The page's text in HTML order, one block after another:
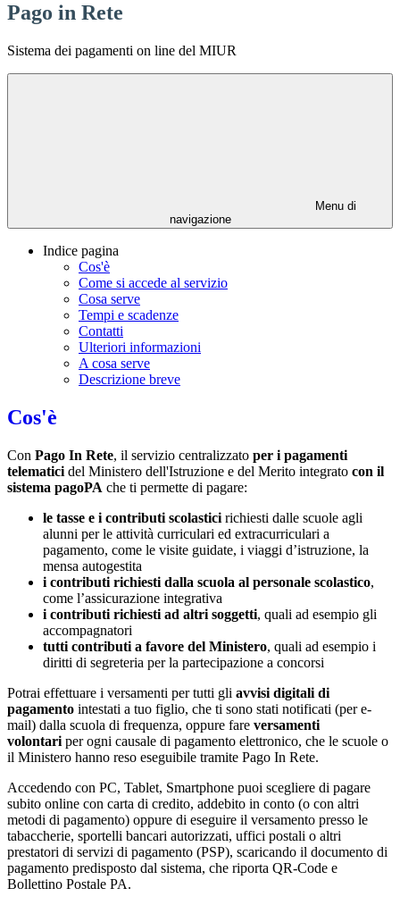
Pago in Rete
Sistema dei pagamenti on line del MIUR
Menu di
navigazione
Indice pagina
Cos'è
Come si accede al servizio
Cosa serve
Tempi e scadenze
Contatti
Ulteriori informazioni
A cosa serve
Descrizione breve
Cos'è
Con Pago In Rete, il servizio centralizzato per i pagamenti
telematici del Ministero dell'Istruzione e del Merito integrato con il
sistema pagoPA che ti permette di pagare:
le tasse e i contributi scolastici richiesti dalle scuole agli
alunni per le attività curriculari ed extracurriculari a
pagamento, come le visite guidate, i viaggi d’istruzione, la
mensa autogestita
i contributi richiesti dalla scuola al personale scolastico,
come l’assicurazione integrativa
i contributi richiesti ad altri soggetti, quali ad esempio gli
accompagnatori
tutti contributi a favore del Ministero, quali ad esempio i
diritti di segreteria per la partecipazione a concorsi
Potrai effettuare i versamenti per tutti gli avvisi digitali di
pagamento intestati a tuo figlio, che ti sono stati notificati (per e-
mail) dalla scuola di frequenza, oppure fare versamenti
volontari per ogni causale di pagamento elettronico, che le scuole o
il Ministero hanno reso eseguibile tramite Pago In Rete.
Accedendo con PC, Tablet, Smartphone puoi scegliere di pagare
subito online con carta di credito, addebito in conto (o con altri
metodi di pagamento) oppure di eseguire il versamento presso le
tabaccherie, sportelli bancari autorizzati, uffici postali o altri
prestatori di servizi di pagamento (PSP), scaricando il documento di
pagamento predisposto dal sistema, che riporta QR-Code e
Bollettino Postale PA.